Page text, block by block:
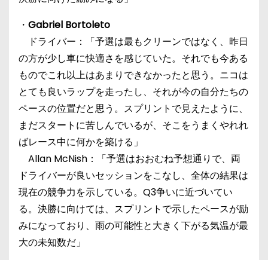
・ Gabriel Bortoleto
ドライバー：「予選は最もクリーンではなく、昨日
の方が少し車に快適さを感じていた。それでも今ある
ものでこれ以上はあまりできなかったと思う。ニコは
とても良いラップを走ったし、それが今の自分たちの
ペースの位置だと思う。スプリントで見えたように、
まだスタートに苦しんでいるが、そこをうまくやれれ
ばレース中に何かを築ける」
Allan McNish：「予選はおおむね予想通りで、両
ドライバーが良いセッションをこなし、全体の結果は
現在の競争力を示している。Q3争いに近づいてい
る。決勝に向けては、スプリントで示したペースが励
みになっており、雨の可能性と大きく下がる気温が最
大の未知数だ」